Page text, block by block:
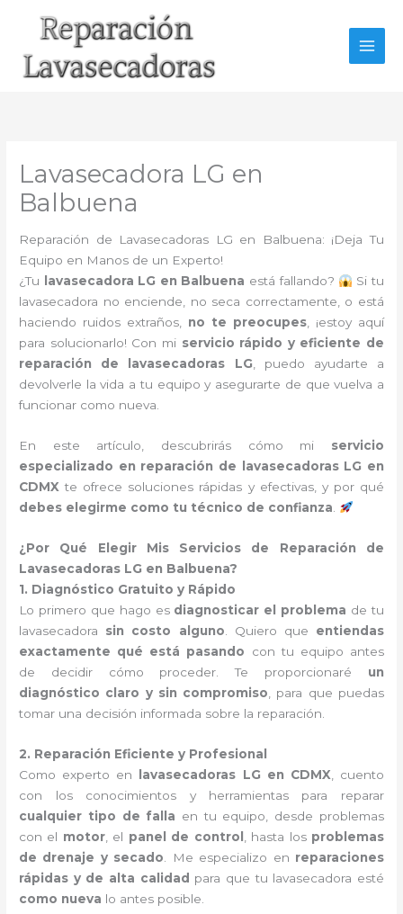
Lavasecadora LG en
Balbuena
Reparación de Lavasecadoras LG en Balbuena: ¡Deja Tu
Equipo en Manos de un Experto!
¿Tu
lavasecadora LG en Balbuena está fallando?
Si tu
lavasecadora no enciende, no seca correctamente, o está
haciendo ruidos extraños, no te preocupes, ¡estoy aquí
para solucionarlo! Con mi servicio rápido y eficiente de
reparación de lavasecadoras LG, puedo ayudarte a
devolverle la vida a tu equipo y asegurarte de que vuelva a
funcionar como nueva.
En este artículo, descubrirás cómo mi servicio
especializado en reparación de lavasecadoras LG en
CDMX te ofrece soluciones rápidas y efectivas, y por qué
debes elegirme como tu técnico de confianza
¿Por Qué Elegir Mis Servicios de Reparación de
Lavasecadoras LG en Balbuena?
1. Diagnóstico Gratuito y Rápido
Lo primero que hago es diagnosticar el problema de tu
lavasecadora sin costo alguno . Quiero que entiendas
exactamente qué está pasando con tu equipo antes
de decidir cómo proceder. Te proporcionaré un
diagnóstico claro y sin compromiso , para que puedas
tomar una decisión informada sobre la reparación.
2. Reparación Eficiente y Profesional
Como experto en
lavasecadoras LG en CDMX , cuento
con los conocimientos y herramientas para reparar
cualquier tipo de falla en tu equipo, desde problemas
con el motor, el panel de control , hasta los problemas
de drenaje y secado . Me especializo en reparaciones
rápidas y de alta calidad para que tu lavasecadora esté
como nueva lo antes posible.